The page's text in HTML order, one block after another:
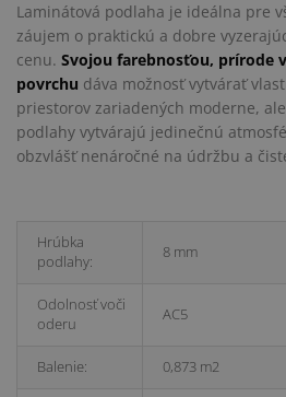
Laminátová podlaha je ideálna pre
záujem o praktickú a dobre
cenu. Svojou farebnosťou, prírode
povrchu dáva možnosť vytvárať
priestorov zariadených moderne,
podlahy vytvárajú jedinečnú
obzvlášť nenáročné na údržbu a
Hrúbka
podlahy:
8 mm
Odolnosť voči
oderu
AC5
Balenie: 0,873 m2